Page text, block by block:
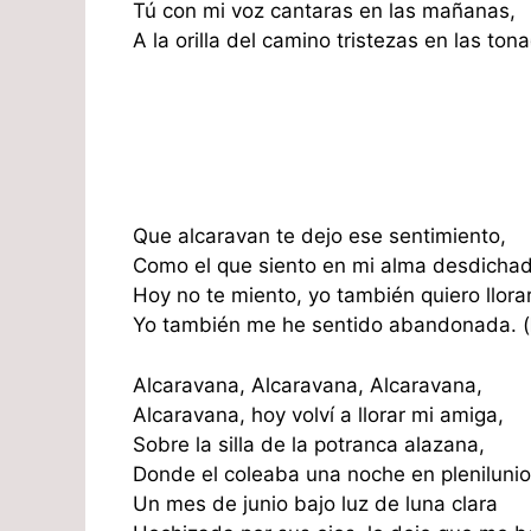
Tú con mi voz cantaras en las mañanas,
A la orilla del camino tristezas en las
Que alcaravan te dejo ese sentimiento,
Como el que siento en mi alma
Hoy no te miento, yo también quiero
Yo también me he sentido abandonada.
Alcaravana, Alcaravana, Alcaravana,
Alcaravana, hoy volví a llorar mi amiga,
Sobre la silla de la potranca alazana,
Donde el coleaba una noche en
Un mes de junio bajo luz de luna clara